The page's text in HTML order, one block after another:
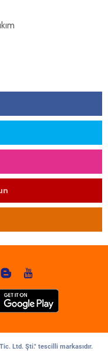
Ltd. Şti." tescilli markasıdır.